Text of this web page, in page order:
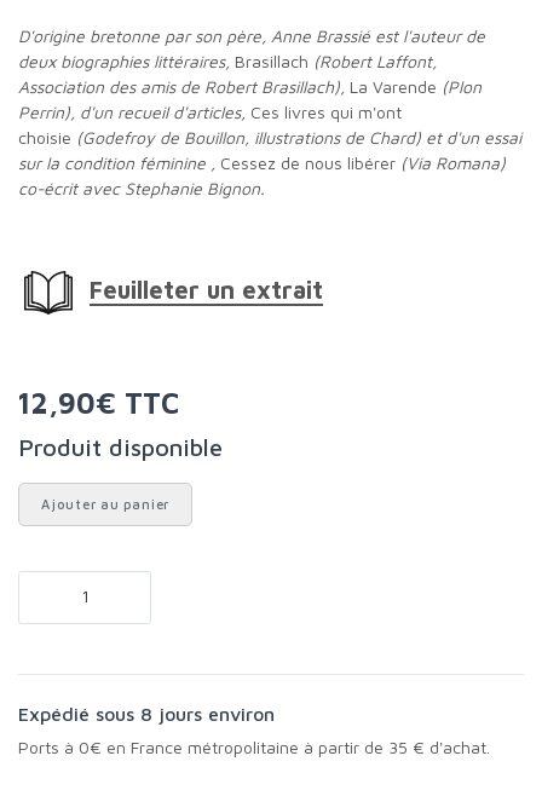
D'origine bretonne par son père, Anne Brassié est l'auteur de
deux biographies littéraires, Brasillach (Robert Laffont,
Association des amis de Robert Brasillach), La Varende (Plon
Perrin), d'un recueil d'articles, Ces livres qui m'ont
choisie (Godefroy de Bouillon, illustrations de Chard) et d'un essai
sur la condition féminine , Cessez de nous libérer (Via Romana)
co-écrit avec Stephanie Bignon.
Feuilleter un extrait
12,90€ TTC
Produit disponible
Ajouter au panier
Expédié sous 8 jours environ
Ports à 0€ en France métropolitaine à partir de 35 € d'achat.